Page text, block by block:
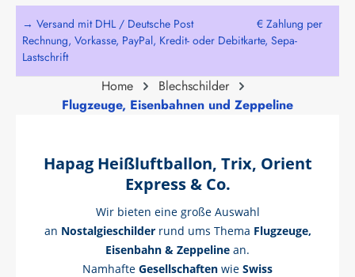
→ Versand mit DHL / Deutsche Post € Zahlung per
Rechnung, Vorkasse, PayPal, Kredit- oder Debitkarte, Sepa-
Lastschrift
Home
Blechschilder
Flugzeuge, Eisenbahnen und Zeppeline
Hapag Heißluftballon, Trix, Orient
Express & Co.
Wir bieten eine große Auswahl
an Nostalgieschilderrund ums Thema Flugzeuge,
Eisenbahn & Zeppeline an.
Namhafte Gesellschaften wie Swiss